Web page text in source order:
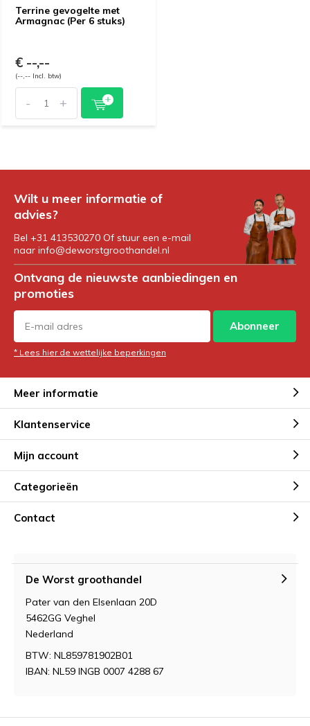
Terrine gevogelte met
Armagnac (Per 6 stuks)
€ --,--
(--,-- Incl. btw)
- +
Wilt u meer informatie of
advies?
Bel +31 413530270 Of stuur een e-mail
naar info@deworstgroothandel.nl
Ontvang de nieuwste aanbiedingen en
promoties
Abonneer
* Lees hier de wettelijke beperkingen
Meer informatie
Klantenservice
Mijn account
Categorieën
Contact
De Worst groothandel
Pater van den Elsenlaan 20D
5462GG Veghel
Nederland
BTW: NL859781902B01
IBAN: NL59 INGB 0007 4288 67